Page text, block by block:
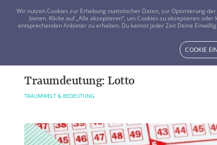
Traumdeutung: Lotto
TRAUMWELT & BEDEUTUNG
Wir nutzen Cookies zur Erhebung statistischer Daten, zur Optimierung
bieten. Klicke auf „Alle akzeptieren“, um Cookies zu akzeptieren
entsprechenden Anbieter zu erhalten. Du kannst jeder Zeit Deine
COOKIE